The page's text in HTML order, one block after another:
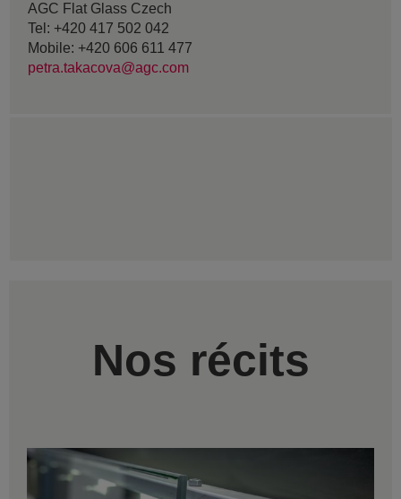
AGC Flat Glass Czech
Tel: +420 417 502 042
Mobile: +420 606 611 477
petra.takacova@agc.com
Nos récits